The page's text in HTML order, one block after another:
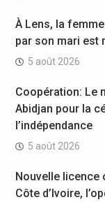
À Lens, la
par son mari est
5 août 2026
Coopération: Le
Abidjan pour la
l’indépendance
5 août 2026
Nouvelle licence
Côte d’Ivoire,